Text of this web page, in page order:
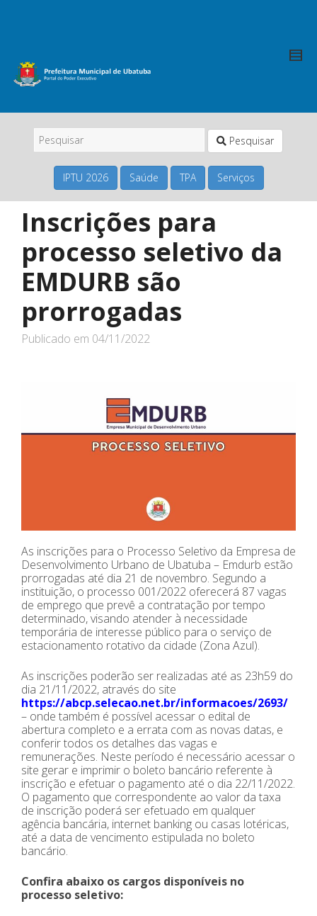
Pesquisar
IPTU 2026 Saúde TPA Serviços
Inscrições para
processo seletivo da
EMDURB são
prorrogadas
Publicado em 04/11/2022
As inscrições para o Processo Seletivo da Empresa de
Desenvolvimento Urbano de Ubatuba – Emdurb estão
prorrogadas até dia 21 de novembro. Segundo a
instituição, o processo 001/2022 oferecerá 87 vagas
de emprego que prevê a contratação por tempo
determinado, visando atender à necessidade
temporária de interesse público para o serviço de
estacionamento rotativo da cidade (Zona Azul).
As inscrições poderão ser realizadas até as 23h59 do
dia 21/11/2022, através do site
https://abcp.selecao.net.br/informacoes/2693/
– onde também é possível acessar o edital de
abertura completo e a errata com as novas datas, e
conferir todos os detalhes das vagas e
remunerações. Neste período é necessário acessar o
site gerar e imprimir o boleto bancário referente à
inscrição e efetuar o pagamento até o dia 22/11/2022.
O pagamento que correspondente ao valor da taxa
de inscrição poderá ser efetuado em qualquer
agência bancária, internet banking ou casas lotéricas,
até a data de vencimento estipulada no boleto
bancário.
Confira abaixo os cargos disponíveis no
processo seletivo: